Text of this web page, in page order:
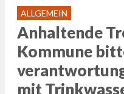
ALLGEMEIN
Anhaltende
Kommune
mit